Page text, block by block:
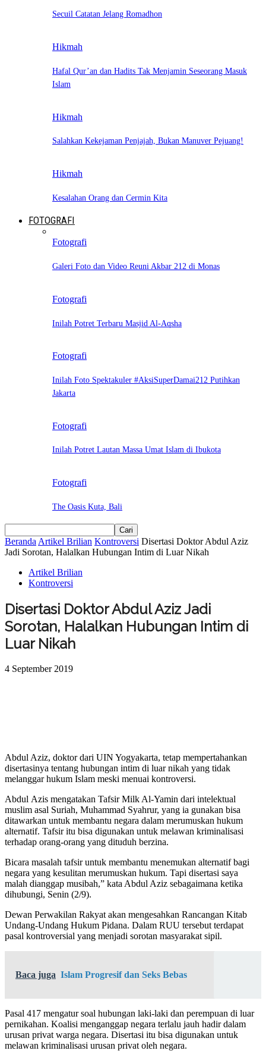
Secuil Catatan Jelang Romadhon
Hikmah
Hafal Qur’an dan Hadits Tak Menjamin Seseorang Masuk
Islam
Hikmah
Salahkan Kekejaman Penjajah, Bukan Manuver Pejuang!
Hikmah
Kesalahan Orang dan Cermin Kita
FOTOGRAFI
Fotografi
Galeri Foto dan Video Reuni Akbar 212 di Monas
Fotografi
Inilah Potret Terbaru Masjid Al-Aqsha
Fotografi
Inilah Foto Spektakuler #AksiSuperDamai212 Putihkan
Jakarta
Fotografi
Inilah Potret Lautan Massa Umat Islam di Ibukota
Fotografi
The Oasis Kuta, Bali
Beranda Artikel Brilian Kontroversi Disertasi Doktor Abdul Aziz
Jadi Sorotan, Halalkan Hubungan Intim di Luar Nikah
Artikel Brilian
Kontroversi
Disertasi Doktor Abdul Aziz Jadi
Sorotan, Halalkan Hubungan Intim di
Luar Nikah
4 September 2019
Abdul Aziz, doktor dari UIN Yogyakarta, tetap mempertahankan
disertasinya tentang hubungan intim di luar nikah yang tidak
melanggar hukum Islam meski menuai kontroversi.
Abdul Azis mengatakan Tafsir Milk Al-Yamin dari intelektual
muslim asal Suriah, Muhammad Syahrur, yang ia gunakan bisa
ditawarkan untuk membantu negara dalam merumuskan hukum
alternatif. Tafsir itu bisa digunakan untuk melawan kriminalisasi
terhadap orang-orang yang dituduh berzina.
Bicara masalah tafsir untuk membantu menemukan alternatif bagi
negara yang kesulitan merumuskan hukum. Tapi disertasi saya
malah dianggap musibah,” kata Abdul Aziz sebagaimana ketika
dihubungi, Senin (2/9).
Dewan Perwakilan Rakyat akan mengesahkan Rancangan Kitab
Undang-Undang Hukum Pidana. Dalam RUU tersebut terdapat
pasal kontroversial yang menjadi sorotan masyarakat sipil.
Baca juga Islam Progresif dan Seks Bebas
Pasal 417 mengatur soal hubungan laki-laki dan perempuan di luar
pernikahan. Koalisi menganggap negara terlalu jauh hadir dalam
urusan privat warga negara. Disertasi itu bisa digunakan untuk
melawan kriminalisasi urusan privat oleh negara.